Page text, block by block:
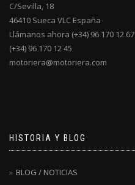
C/Sevilla, 18
46410 Sueca VLC España
Llámanos ahora (+34) 96 170 12 67
(+34) 96 170 12 45
motoriera@motoriera.com
HISTORIA Y BLOG
BLOG / NOTICIAS